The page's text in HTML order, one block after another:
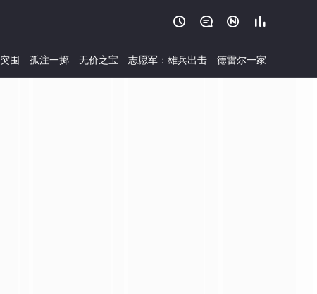
   
突围 孤注一掷 无价之宝 志愿军：雄兵出击 德雷尔一家